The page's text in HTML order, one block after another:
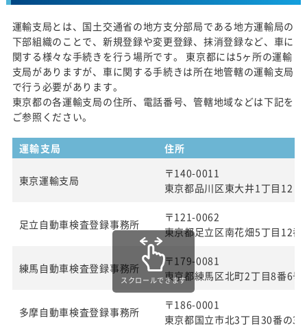
運輸支局とは、国土交通省の地方支分部局である地方運輸局の
下部組織のことで、新規登録や変更登録、抹消登録など、車に
関する様々な手続きを行う場所です。 東京都には5ヶ所の運輸
支局がありますが、車に関する手続きは所在地管轄の運輸支局
で行う必要があります。
東京都の各運輸支局の住所、電話番号、管轄地域などは下記を
ご参照ください。
運輸支局 住所
東京運輸支局
〒140-0011
東京都品川区東大井1丁目12
足立自動車検査登録事務所
〒121-0062
東京都足立区南花畑5丁目12番
練馬自動車検査登録事務所
〒179-0081
東京都練馬区北町2丁目8番6号
多摩自動車検査登録事務所
〒186-0001
東京都国立市北3丁目30番の3
スクロールできます